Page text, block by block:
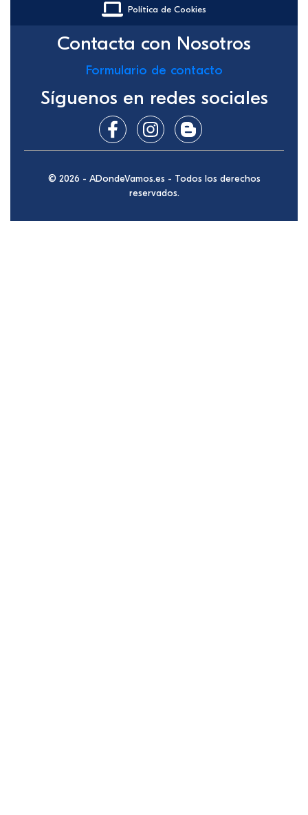
Política de Cookies
Contacta con Nosotros
Formulario de contacto
Síguenos en redes sociales
© 2026 - ADondeVamos.es - Todos los derechos
reservados.